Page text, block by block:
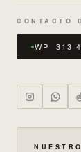
CONTACTO
WP 313